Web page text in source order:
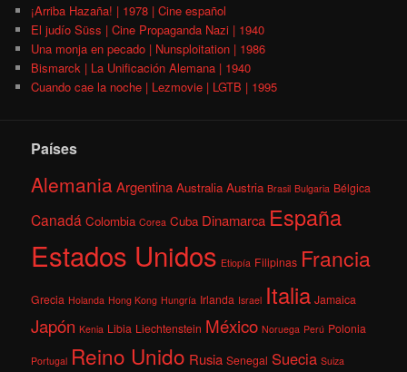
¡Arriba Hazaña! | 1978 | Cine español
El judío Süss | Cine Propaganda Nazi | 1940
Una monja en pecado | Nunsploitation | 1986
Bismarck | La Unificación Alemana | 1940
Cuando cae la noche | Lezmovie | LGTB | 1995
Países
AlemaniaArgentina Australia Austria Brasil Bulgaria Bélgica
Canadá Colombia Corea Cuba Dinamarca España
Estados Unidos Etiopía Filipinas Francia
Grecia Holanda Hong Kong Hungría Irlanda Israel Italia Jamaica
Japón Kenia Libia Liechtenstein México Noruega Perú Polonia
Portugal Reino Unido Rusia Senegal Suecia Suiza